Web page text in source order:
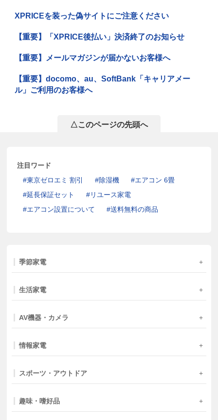
XPRICEを装った偽サイトにご注意ください
【重要】「XPRICE後払い」決済終了のお知らせ
【重要】メールマガジンが届かないお客様へ
【重要】docomo、au、SoftBank「キャリアメー
ル」ご利用のお客様へ
△このページの先頭へ
注目ワード
東京ゼロエミ 割引
除湿機
エアコン 6畳
延長保証セット
リユース家電
エアコン設置について
送料無料の商品
季節家電
生活家電
AV機器・カメラ
情報家電
スポーツ・アウトドア
趣味・嗜好品